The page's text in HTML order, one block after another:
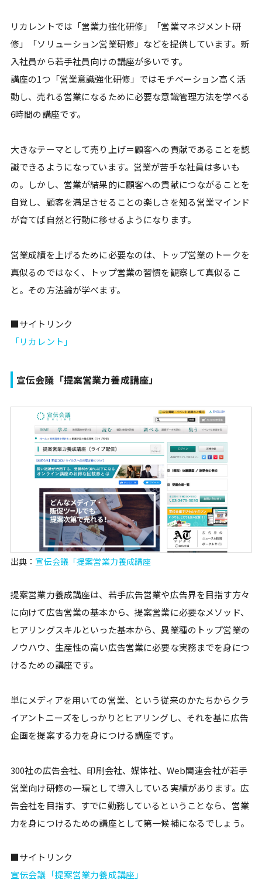
リカレントでは「営業力強化研修」「営業マネジメント研
修」「ソリューション営業研修」などを提供しています。新
入社員から若手社員向けの講座が多いです。
講座の1つ「営業意識強化研修」ではモチベーション高く活
動し、売れる営業になるために必要な意識管理方法を学べる
6時間の講座です。
大きなテーマとして売り上げ＝顧客への貢献であることを認
識できるようになっています。営業が苦手な社員は多いも
の。しかし、営業が結果的に顧客への貢献につながることを
自覚し、顧客を満足させることの楽しさを知る営業マインド
が育てば自然と行動に移せるようになります。
営業成績を上げるために必要なのは、トップ営業のトークを
真似るのではなく、トップ営業の習慣を観察して真似るこ
と。その方法論が学べます。
■サイトリンク
「リカレント」
宣伝会議「提案営業力養成講座」
出典： 宣伝会議「提案営業力養成講座
提案営業力養成講座は、若手広告営業や広告界を目指す方々
に向けて広告営業の基本から、提案営業に必要なメソッド、
ヒアリングスキルといった基本から、異業種のトップ営業の
ノウハウ、生産性の高い広告営業に必要な実務までを身につ
けるための講座です。
単にメディアを用いての営業、という従来のかたちからクラ
イアントニーズをしっかりとヒアリングし、それを基に広告
企画を提案する力を身につける講座です。
300社の広告会社、印刷会社、媒体社、Web関連会社が若手
営業向け研修の一環として導入している実績があります。広
告会社を目指す、すでに勤務しているということなら、営業
力を身につけるための講座として第一候補になるでしょう。
■サイトリンク
宣伝会議「提案営業力養成講座」